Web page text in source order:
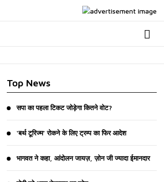
Top News
सपा का पहला टिकट जोड़ेगा कितने वोट?
‘बर्थ टूरिज्म’ रोकने के लिए ट्रम्प का फिर आदेश
भागवत ने कहा, आंदोलन जायज़, ज़ोन जी ज्यादा ईमानदार